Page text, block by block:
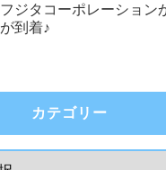
フジタコーポレーション
が到着♪
カテゴリー